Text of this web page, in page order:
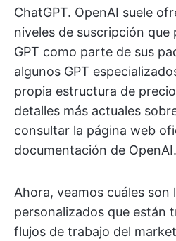
ChatGPT. OpenAI suele
niveles de suscripción que
GPT como parte de sus
algunos GPT
propia estructura de
detalles más actuales
consultar la página web
documentación de OpenAI.
Ahora, veamos cuáles son
personalizados que están
flujos de trabajo del